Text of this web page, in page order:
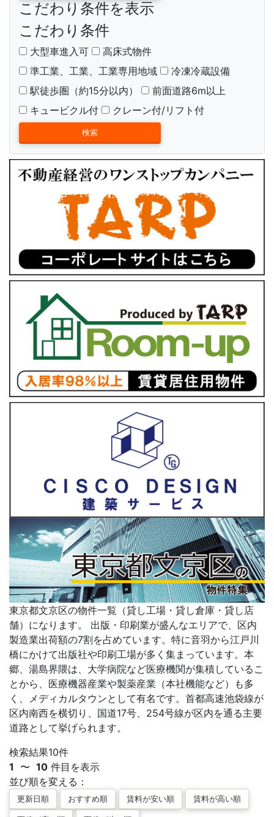
こだわり条件を表示
こだわり条件
大型車進入可
高床式物件
準工業、工業、工業専用地域
冷凍冷蔵設備
駅徒歩圏（約15分以内）
前面道路6m以上
キュービクル付
クレーン付/リフト付
東京都文京区の物件一覧（貸し工場・貸し倉庫・貸し店
舗）になります。 出版・印刷業が盛んなエリアで、区内
製造業出荷額の7割を占めています。特に音羽から江戸川
橋にかけて出版社や印刷工場が多く集まっています。本
郷、湯島界隈は、大学病院など医療機関が集積しているこ
とから、医療機器産業や製薬産業（本社機能など）も多
く、メディカルタウンとして有名です。首都高速池袋線が
区内南西を横切り、国道17号、254号線が区内を通る主要
道路として挙げられます。
検索結果10件
1 〜 10 件目を表示
並び順を変える：